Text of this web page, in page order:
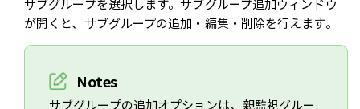
サブグループを選択します。サブグループ追加ウィンドウ
が開くと、サブグループの追加・編集・削除を行えます。
Notes
サブグループの追加オプションは、親監視グルー